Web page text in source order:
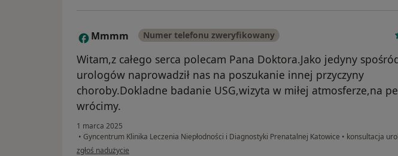
M Mmmm Numer telefonu zweryfikowany
Witam,z całego serca polecam Pana Doktora.Jako jedyny
urologów naprowadził nas na poszukanie innej przyczyny
choroby.Dokladne badanie USG,wizyta w miłej atmosferze,na
wrócimy.
1 marca 2025
• Gyncentrum Klinika Leczenia Niepłodności i Diagnostyki Prenatalnej Katowice • konsultacja
w opinii użytkownika Mmmm
zgłoś nadużycie